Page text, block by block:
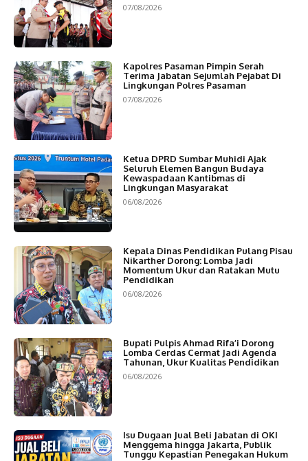
07/08/2026
Kapolres Pasaman Pimpin Serah
Terima Jabatan Sejumlah Pejabat Di
Lingkungan Polres Pasaman
07/08/2026
Ketua DPRD Sumbar Muhidi Ajak
Seluruh Elemen Bangun Budaya
Kewaspadaan Kantibmas di
Lingkungan Masyarakat
06/08/2026
Kepala Dinas Pendidikan Pulang Pisau
Nikarther Dorong: Lomba Jadi
Momentum Ukur dan Ratakan Mutu
Pendidikan
06/08/2026
Bupati Pulpis Ahmad Rifa’i Dorong
Lomba Cerdas Cermat Jadi Agenda
Tahunan, Ukur Kualitas Pendidikan
06/08/2026
Isu Dugaan Jual Beli Jabatan di OKI
Menggema hingga Jakarta, Publik
Tunggu Kepastian Penegakan Hukum